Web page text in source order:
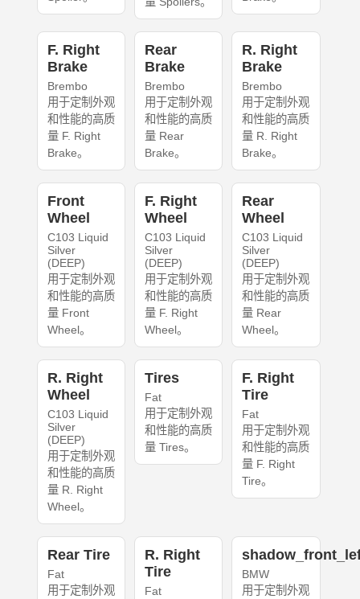
F. Right
Brake
Brembo
用于定制外观
和性能的高质
量 F. Right
Brake。
Rear
Brake
Brembo
用于定制外观
和性能的高质
量 Rear
Brake。
R. Right
Brake
Brembo
用于定制外观
和性能的高质
量 R. Right
Brake。
Front
Wheel
C103 Liquid
Silver
(DEEP)
用于定制外观
和性能的高质
量 Front
Wheel。
F. Right
Wheel
C103 Liquid
Silver
(DEEP)
用于定制外观
和性能的高质
量 F. Right
Wheel。
Rear
Wheel
C103 Liquid
Silver
(DEEP)
用于定制外观
和性能的高质
量 Rear
Wheel。
R. Right
Wheel
C103 Liquid
Silver
(DEEP)
用于定制外观
和性能的高质
量 R. Right
Wheel。
Tires
Fat
用于定制外观
和性能的高质
量 Tires。
F. Right
Tire
Fat
用于定制外观
和性能的高质
量 F. Right
Tire。
Rear Tire
Fat
用于定制外观
R. Right
Tire
Fat
BMW
用于定制外观